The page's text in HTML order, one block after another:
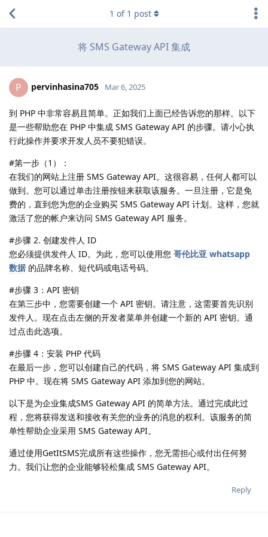
将 SMS Gateway API 集成
1 of 1 post
P pervinhasina705 Mar 6, 2025
到 PHP 中非常容易且简单。正如我们上面已经告诉您的那样。以下
是一些帮助您在 PHP 中集成 SMS Gateway API 的步骤。请小心执
行此操作并要求开发人员不要犯错误。
#第一步（1）：
在我们的网站上注册 SMS Gateway API。这很容易，任何人都可以
做到。您可以通过单击注册按钮来获取该服务。一旦注册，它是免
费的，直到您为您的企业购买 SMS Gateway API 计划。这样，您就
激活了您的帐户来访问 SMS Gateway API 服务。
#步骤 2. 创建发件人 ID
您必须提供发件人 ID。为此，您可以使用您 哥伦比亚 whatsapp
数据 的品牌名称、短代码或电话号码。
#步骤 3：API 密钥
在第三步中，您需要创建一个 API 密钥。请注意，这需要首先识别
发件人。现在点击左侧的开发者菜单并创建一个新的 API 密钥。通
过点击此选项。
#步骤 4：安装 PHP 代码
在最后一步，您可以创建自己的代码，将 SMS Gateway API 集成到
PHP 中。现在将 SMS Gateway API 添加到您的网站。
以下是为企业集成SMS Gateway API 的简单方法。通过完成此过
程，您将获得发送和接收有关您的业务的消息的权利。该服务的简
单性帮助企业采用 SMS Gateway API。
通过使用GetItSMS完成所有这些操作，您无需担心或付出任何努
力。我们让您的企业能够轻松集成 SMS Gateway API。
Reply